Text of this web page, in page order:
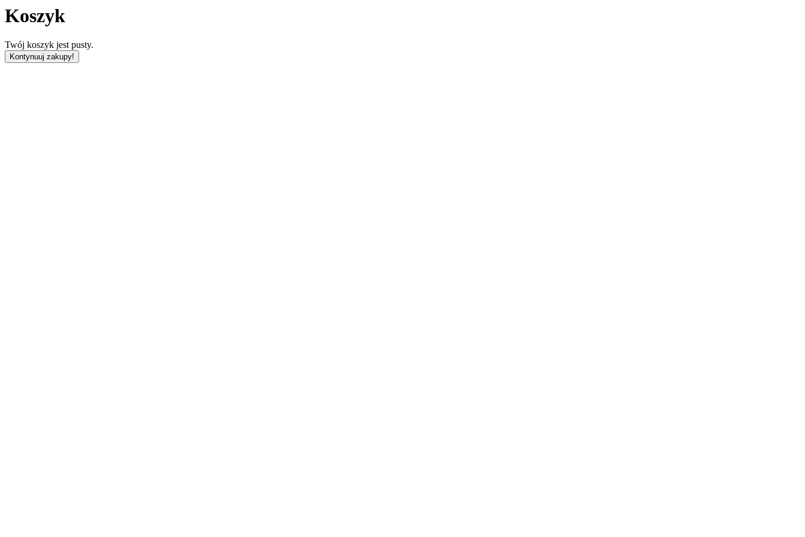
Koszyk
Twój koszyk jest pusty.
Kontynuuj zakupy!